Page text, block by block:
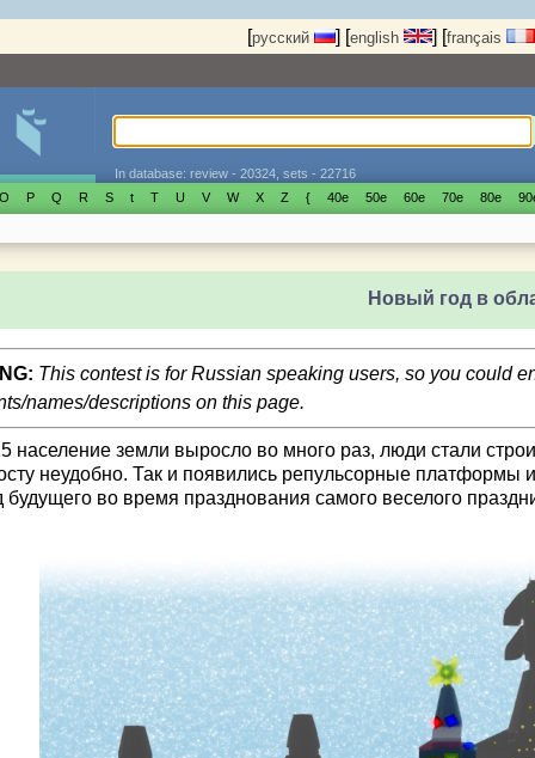
[русский ] [english ] [français
In database: review - 20324, sets - 22716
O P Q R S t T U V W X Z { 40е 50е 60е 70е 80е
Новый год в
This contest is for Russian speaking users, so you could
names/descriptions on this page.
население земли выросло во много раз, люди стали
неудобно. Так и появились репульсорные платформы
будущего во время празднования самого веселого